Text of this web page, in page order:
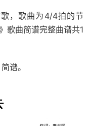
，歌曲为4/4拍的节
歌曲简谱完整曲谱共1
谱。